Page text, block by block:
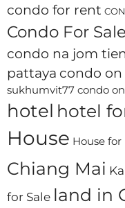
condo for rent
Condo For Sale
condo na jom
pattaya condo on
sukhumvit77 condo
hotel hotel
House House
Chiang Mai
for Sale land in